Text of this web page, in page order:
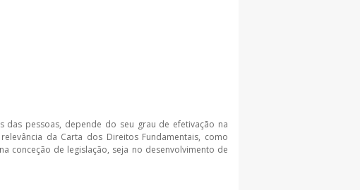
pessoas, depende do seu grau de efetivação na
da Carta dos Direitos Fundamentais, como
conceção de legislação, seja no desenvolvimento de